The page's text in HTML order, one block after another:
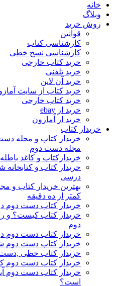
خانه
وبلاگ
روش خرید
قوانین
کارشناسی کتاب
کارشناسی نسخ خطی
خرید کتاب خارجی
خرید تلفنی
خرید آن لاین
خرید کتاب از سایت
خرید کتاب خارجی
خرید از ebay
خرید از آمازون
خریدار کتاب
خریدار کتاب و مجله
مجله دست دوم
خریدارکتاب و کاغذ
خریدار کتاب و
درسی
بهترین خریدار کتاب و
کمتر از ده دقیقه
خریدار کتاب دست دوم
خریدار کتاب کیست؟
دوم
خریدار کتاب دست دوم
خریدار کتاب دست دوم
خریدار کتاب خطی
خریدار کتاب دست دوم
خریدار کتاب دست دوم
است؟